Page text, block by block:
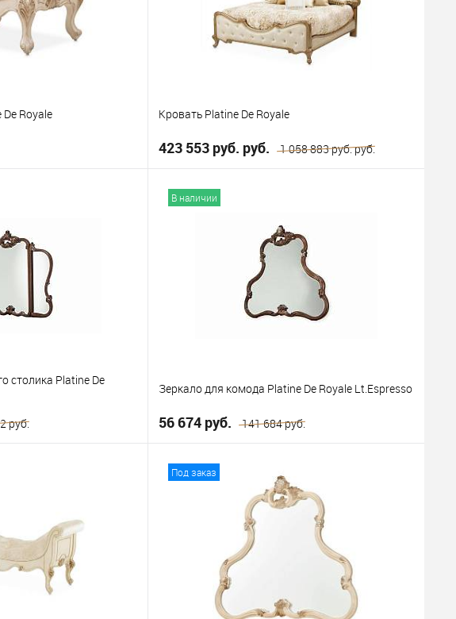
Royale Кровать Platine De Royale
423 553 руб. руб. 1 058 883 руб. руб.
Eastern King
столика Platine De
руб.
В наличии
Зеркало для комода Platine De Royale Lt.Espresso
56 674 руб. 141 684 руб.
Под заказ